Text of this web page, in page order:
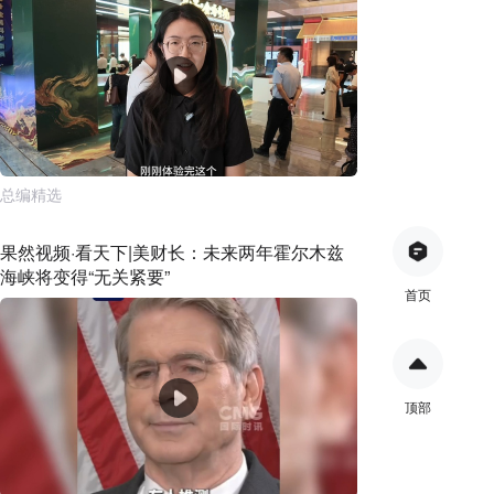
总编精选
果然视频·看天下|美财长：未来两年霍尔木兹
海峡将变得“无关紧要”
首页
顶部